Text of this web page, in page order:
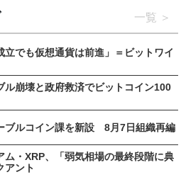
一覧
立でも仮想通貨は前進」＝ビットワイ
ル崩壊と政府救済でビットコイン100
ブルコイン課を新設 8月7日組織再編
ム・XRP、「弱気相場の最終段階に典
アント